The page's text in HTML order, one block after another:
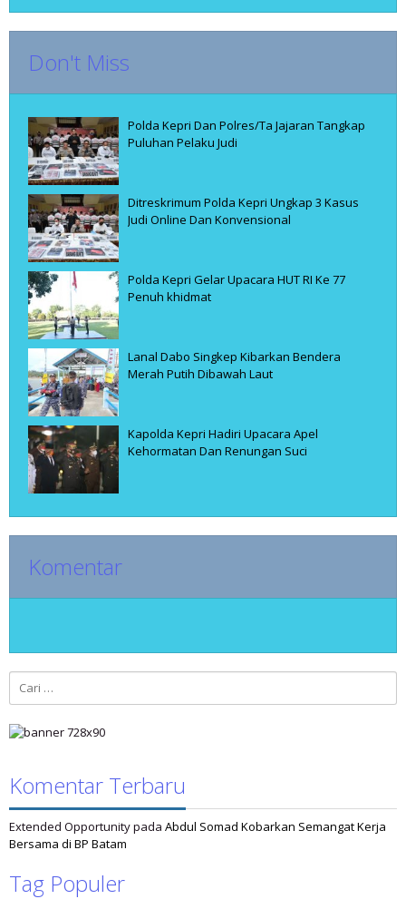
Don't Miss
Polda Kepri Dan Polres/Ta Jajaran Tangkap
Puluhan Pelaku Judi
Ditreskrimum Polda Kepri Ungkap 3 Kasus
Judi Online Dan Konvensional
Polda Kepri Gelar Upacara HUT RI Ke 77
Penuh khidmat
Lanal Dabo Singkep Kibarkan Bendera
Merah Putih Dibawah Laut
Kapolda Kepri Hadiri Upacara Apel
Kehormatan Dan Renungan Suci
Komentar
Cari
untuk:
Komentar Terbaru
Extended Opportunitypada Abdul Somad Kobarkan Semangat Kerja
Bersama di BP Batam
Tag Populer